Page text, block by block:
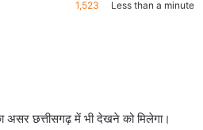
1,523 Less than a minute
असर छत्तीसगढ़ में भी देखने को मिलेगा।